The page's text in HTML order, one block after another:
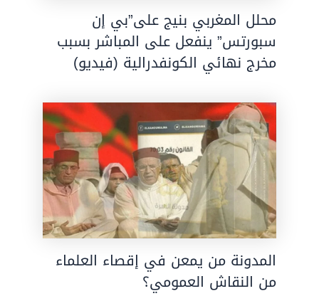
محلل المغربي بنيج على”بي إن
سبورتس” ينفعل على المباشر بسبب
مخرج نهائي الكونفدرالية (فيديو)
المدونة من يمعن في إقصاء العلماء
من النقاش العمومي؟